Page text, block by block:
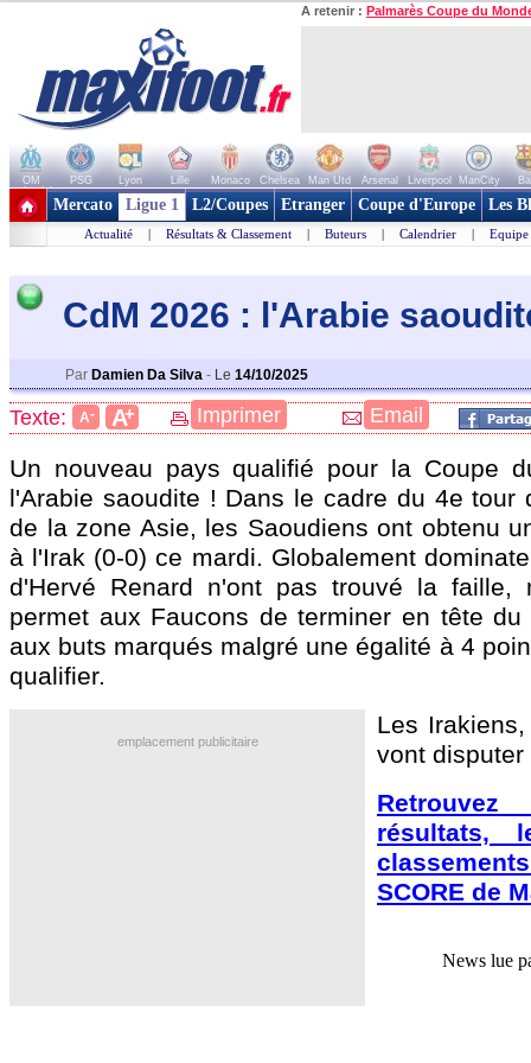
A retenir : Palmarès Coupe du
OM PSG Lyon Lille Monaco Chelsea Man Utd Arsenal Liverpool ManCity
+ de clubs
Mercato Ligue 1 L2/Coupes Etranger Coupe d'Europe Les
Actualité | Résultats & Classement | Buteurs | Calendrier | Equipe
CdM 2026 : l'Arabie
Par Damien Da Silva - Le 14/10/2025
Texte: A- A+ Imprimer Email
Un nouveau pays qualifié pour la Coupe
l'Arabie saoudite ! Dans le cadre du 4e tour
de la zone Asie, les Saoudiens ont obtenu
à l'Irak (0-0) ce mardi. Globalement
d'Hervé Renard n'ont pas trouvé la faille,
permet aux Faucons de terminer en tête
aux buts marqués malgré une égalité à 4
qualifier.
emplacement publicitaire
Les
vont
résultats,
SCORE de
News lue